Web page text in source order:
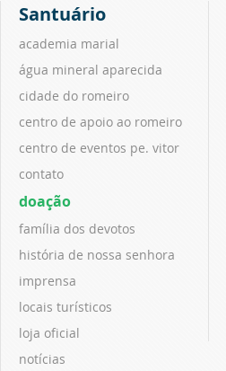
Santuário
academia marial
água mineral aparecida
cidade do romeiro
centro de apoio ao romeiro
centro de eventos pe. vitor
contato
doação
família dos devotos
história de nossa senhora
imprensa
locais turísticos
loja oficial
notícias